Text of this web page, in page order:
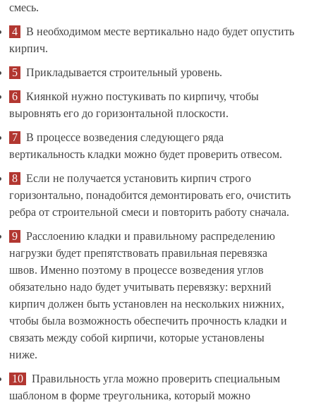
смесь.
В необходимом месте вертикально надо будет опустить
кирпич.
Прикладывается строительный уровень.
Киянкой нужно постукивать по кирпичу, чтобы
выровнять его до горизонтальной плоскости.
В процессе возведения следующего ряда
вертикальность кладки можно будет проверить отвесом.
Если не получается установить кирпич строго
горизонтально, понадобится демонтировать его, очистить
ребра от строительной смеси и повторить работу сначала.
Расслоению кладки и правильному распределению
нагрузки будет препятствовать правильная перевязка
швов. Именно поэтому в процессе возведения углов
обязательно надо будет учитывать перевязку: верхний
кирпич должен быть установлен на нескольких нижних,
чтобы была возможность обеспечить прочность кладки и
связать между собой кирпичи, которые установлены
ниже.
Правильность угла можно проверить специальным
шаблоном в форме треугольника, который можно